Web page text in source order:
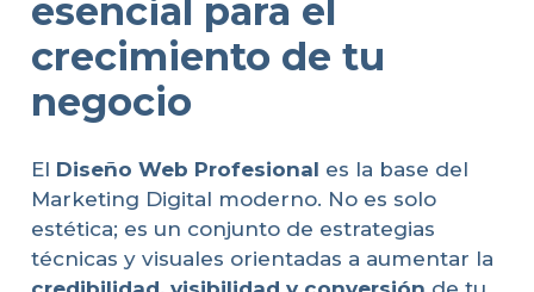
esencial para el
crecimiento de tu
negocio
El Diseño Web Profesional es la base del
Marketing Digital moderno. No es solo
estética; es un conjunto de estrategias
técnicas y visuales orientadas a aumentar la